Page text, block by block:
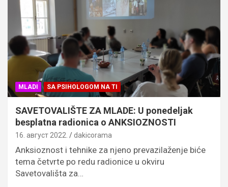
MLADI SA PSIHOLOGOM NA TI
SAVETOVALIŠTE ZA MLADE: U ponedeljak
besplatna radionica o ANKSIOZNOSTI
16. август 2022. dakicorama
Anksioznost i tehnike za njeno prevazilaženje biće
tema četvrte po redu radionice u okviru
Savetovališta za…